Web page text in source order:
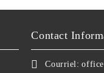
Contact
Courriel: